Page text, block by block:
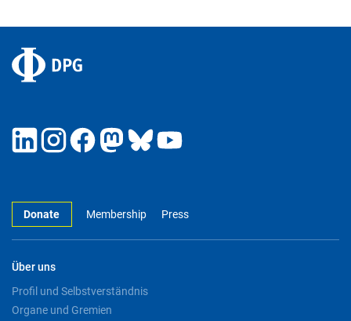
Donate Membership Press
Über uns
Profil und Selbstverständnis
Organe und Gremien